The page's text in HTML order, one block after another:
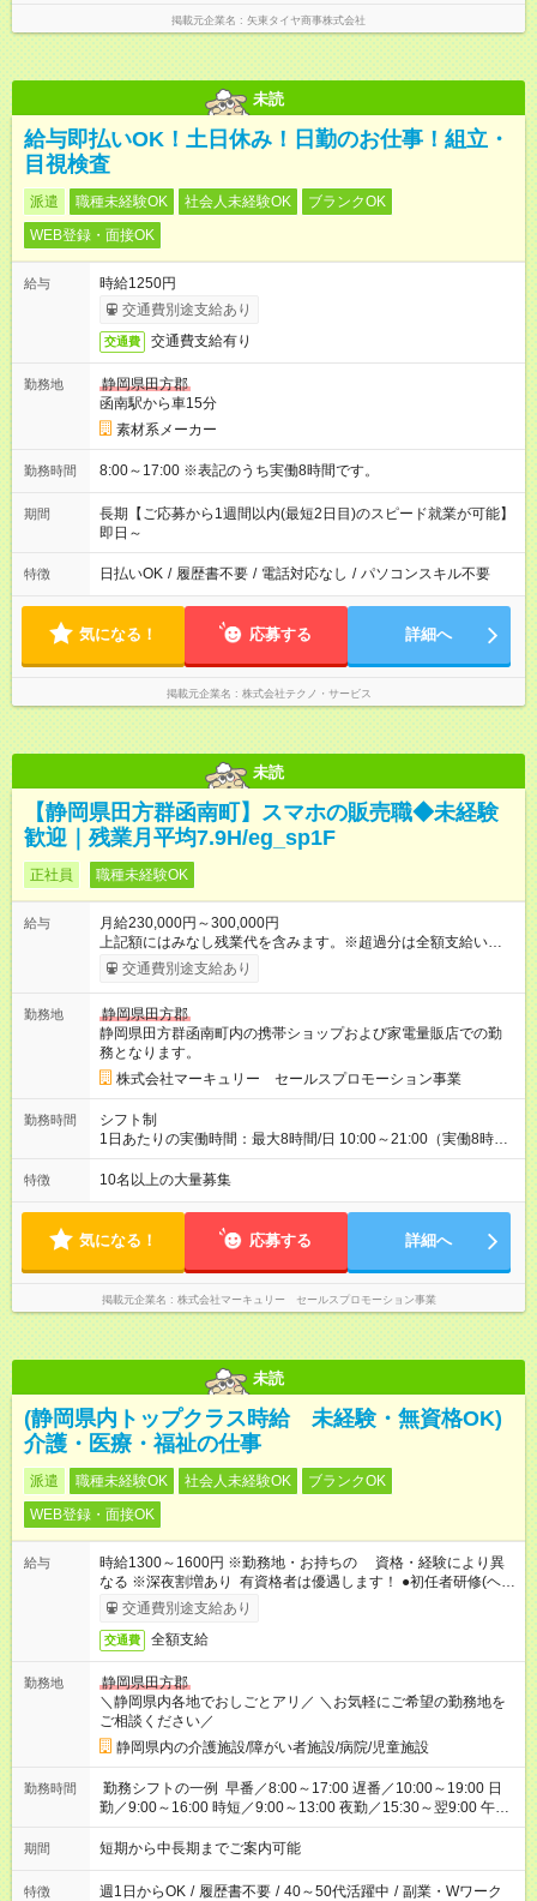
掲載元企業名 矢東タイヤ商事株式会社
未読
給与即払いOK！土日休み！日勤のお仕事！組立・
目視検査
派遣 職種未経験OK 社会人未経験OK
ブランクOK
WEB登録・面接OK
給与
時給1250円
交通費別途支給あり
交通費 交通費支給有り
勤務地
静岡県田方郡
函南駅から車15分
素材系メーカー
勤務時間 8:00～17:00 ※表記のうち実働8時間です。
期間
長期【ご応募から1週間以内(最短2日目)のスピード就業が可能】
即日～
特徴 日払いOK / 履歴書不要 / 電話対応なし / パソコンスキル不要
気になる！ 応募する 詳細へ
掲載元企業名 株式会社テクノ・サービス
未読
【静岡県田方群函南町】スマホの販売職◆未経験
歓迎｜残業月平均7.9H/eg_sp1F
正社員 職種未経験OK
給与
月給230,000円～300,000円
上記額にはみなし残業代を含みます。※超過分は全額支給いたし
ます。 みなし残業代 15,968円／月 みなし残業時間 10時間／月
※能力やスキルを考慮の上、当社規程により決定します。 ＜1人
しています。 ビジネスマナーやコンプライアンスなどの 項目ご
とに目標を設定。 多くの社員が目標を達成した上で、 ベースア
ップも叶えています。 1人ひとりの成長や頑張りに対しても し
っかり還元をしていく制度が確立しています！ （※2022年度実
績／平均昇給額：5000円） 【試用期間】試用期間あり 試用期間
の長さ：3ヶ月 雇用形態、給与は本採用時と同じです。
交通費別途支給あり
勤務地
静岡県田方郡
静岡県田方群函南町内の携帯ショップおよび家電量販店での勤
務となります。
株式会社マーキュリー セールスプロモーション事業
勤務時間
シフト制
1日あたりの実働時間：最大8時間/日 10:00～21:00（実働8時間
／休憩1時間） ※週5日勤務となります。 ※時間帯は勤務地によ
り異なります。 【シフト例】 ●10：00～19：00 ●11：00～
なめ◎ ◆プライベートとの両立も叶います♪
特徴 10名以上の大量募集
気になる！ 応募する 詳細へ
掲載元企業名 株式会社マーキュリー セールスプロモーション事業
未読
(静岡県内トップクラス時給 未経験・無資格OK)
介護・医療・福祉の仕事
派遣 職種未経験OK 社会人未経験OK
ブランクOK
WEB登録・面接OK
給与
時給1300～1600円 ※勤務地・お持ちの 資格・経験により異
なる ※深夜割増あり 有資格者は優遇します！ ●初任者研修(ヘル
パー2級) ：時給1400円以上 ●看護師 ：時給2000円以上
交通費別途支給あり
交通費 全額支給
勤務地
静岡県田方郡
＼静岡県内各地でおしごとアリ／ ＼お気軽にご希望の勤務地を
ご相談ください／
静岡県内の介護施設/障がい者施設/病院/児童施設
勤務時間
勤務シフトの一例 早番／8:00～17:00 遅番／10:00～19:00 日
勤／9:00～16:00 時短／9:00～13:00 夜勤／15:30～翌9:00 午後
勤務／12:00～21:00
期間 短期から中長期までご案内可能
特徴 週1日からOK / 履歴書不要 / 40～50代活躍中 / 副業・Wワーク